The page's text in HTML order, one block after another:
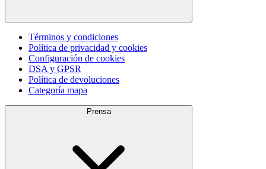
Términos y condiciones
Política de privacidad y cookies
Configuración de cookies
DSA y GPSR
Política de devoluciones
Categoría mapa
Prensa